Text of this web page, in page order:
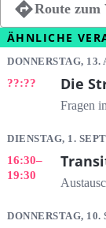
Route zum
ÄHNLICHE
DONNERSTAG, 13.
??:?? Die
Fragen
DIENSTAG, 1.
16:30–
19:30
DONNERSTAG, 10.